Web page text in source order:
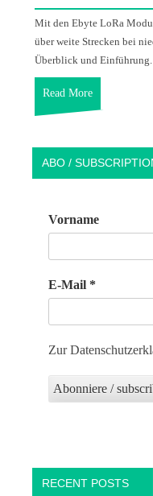
Mit den Ebyte LoRa
über weite Strecken bei
Überblick und Einführung.
Read More
ABO /
Vorname
E-Mail *
Zur
RECENT POSTS